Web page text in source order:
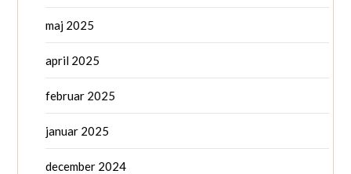
maj 2025
april 2025
februar 2025
januar 2025
december 2024